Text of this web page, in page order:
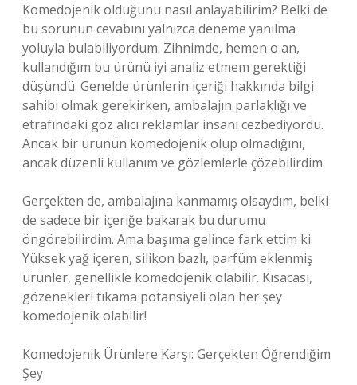
Komedojenik olduğunu nasıl anlayabilirim? Belki de
bu sorunun cevabını yalnızca deneme yanılma
yoluyla bulabiliyordum. Zihnimde, hemen o an,
kullandığım bu ürünü iyi analiz etmem gerektiği
düşündü. Genelde ürünlerin içeriği hakkında bilgi
sahibi olmak gerekirken, ambalajın parlaklığı ve
etrafındaki göz alıcı reklamlar insanı cezbediyordu.
Ancak bir ürünün komedojenik olup olmadığını,
ancak düzenli kullanım ve gözlemlerle çözebilirdim.
Gerçekten de, ambalajına kanmamış olsaydım, belki
de sadece bir içeriğe bakarak bu durumu
öngörebilirdim. Ama başıma gelince fark ettim ki:
Yüksek yağ içeren, silikon bazlı, parfüm eklenmiş
ürünler, genellikle komedojenik olabilir. Kısacası,
gözenekleri tıkama potansiyeli olan her şey
komedojenik olabilir!
Komedojenik Ürünlere Karşı: Gerçekten Öğrendiğim
Şey